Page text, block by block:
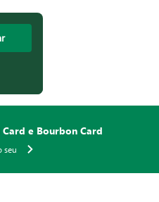
e Bourbon Card
seu